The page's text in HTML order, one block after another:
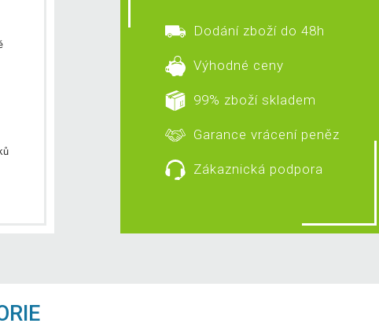
Dodání zboží do 48h
Výhodné ceny
99% zboží skladem
Garance vrácení peněz
Zákaznická podpora